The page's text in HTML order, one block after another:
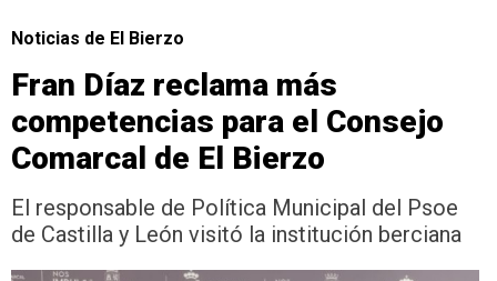
Noticias de El Bierzo
Fran Díaz reclama más
competencias para el Consejo
Comarcal de El Bierzo
El responsable de Política Municipal del Psoe
de Castilla y León visitó la institución berciana